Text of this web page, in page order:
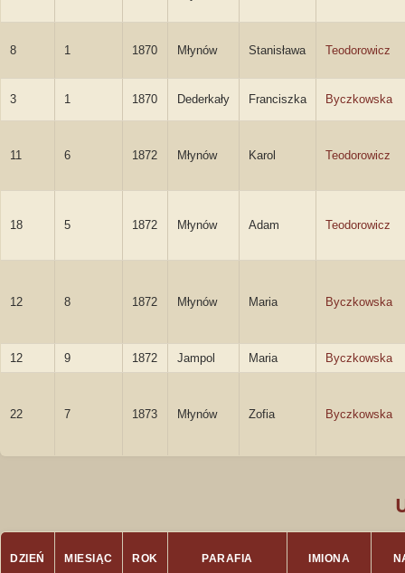
8 1 1870 Młynów Stanisława Teodorowicz
3 1 1870 Dederkały Franciszka Byczkowska
11 6 1872 Młynów Karol Teodorowicz
18 5 1872 Młynów Adam Teodorowicz
12 8 1872 Młynów Maria Byczkowska
12 9 1872 Jampol Maria Byczkowska
22 7 1873 Młynów Zofia Byczkowska
DZIEŃ MIESIĄC ROK PARAFIA IMIONA